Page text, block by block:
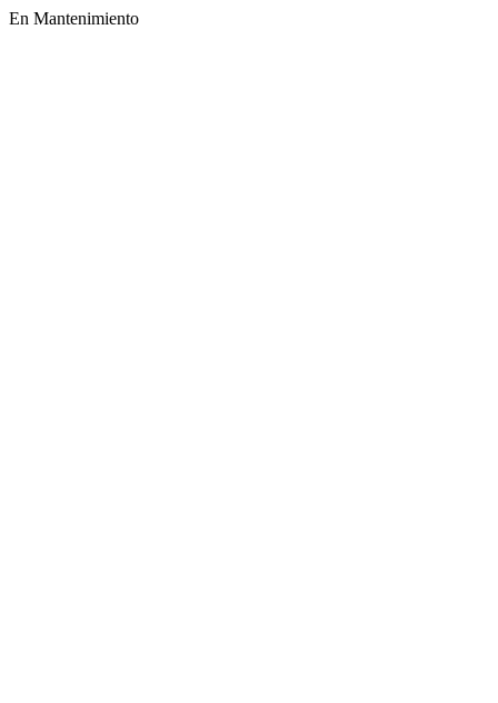
En Mantenimiento